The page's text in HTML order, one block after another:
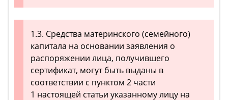
1.3. Средства материнского (семейного)
капитала на основании заявления о
распоряжении лица, получившего
сертификат, могут быть выданы в
соответствии с пунктом 2 части
1 настоящей статьи указанному лицу на